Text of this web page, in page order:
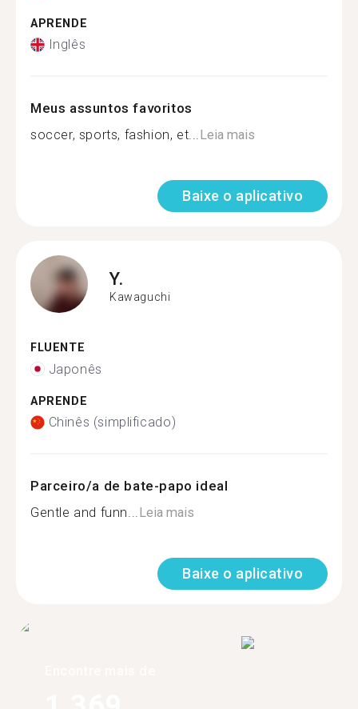
APRENDE
Inglês
Meus assuntos favoritos
soccer, sports, fashion, et...Leia mais
Baixe o aplicativo
Y.
Kawaguchi
FLUENTE
Japonês
APRENDE
Chinês (simplificado)
Parceiro/a de bate-papo ideal
Gentle and funn...Leia mais
Baixe o aplicativo